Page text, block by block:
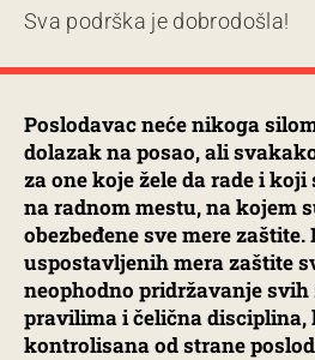
Sva podrška je dobrodošla!
Poslodavac neće nikoga
dolazak na posao, ali
za one koje žele da rade i
na radnom mestu, na kojem
obezbeđene sve mere zaštite.
uspostavljenih mera zaštite
neophodno pridržavanje
pravilima i čelična disciplina,
kontrolisana od strane